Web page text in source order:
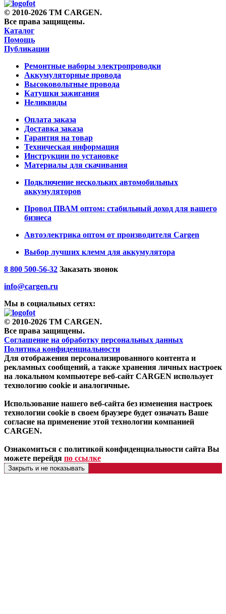
© 2010-2026 TM CARGEN.
Все права защищены.
Каталог
Помощь
Публикации
Ремонтные наборы электропроводки
Аккумуляторные провода
Высоковольтные провода
Катушки зажигания
Неликвиды
Оплата заказа
Доставка заказа
Гарантия на товар
Техническая информация
Инструкции по установке
Материалы для скачивания
Подключение нескольких автомобильных
аккумуляторов
Провод ПВАМ оптом: стабильный доход для вашего
бизнеса
Автоэлектрика оптом от производителя Cargen
Выбор лучших клемм для аккумулятора
8 800 500-56-32 Заказать звонок
info@cargen.ru
Мы в социальных сетях:
© 2010-2026 TM CARGEN.
Все права защищены.
Соглашение на обработку персональных данных
Политика конфиденциальности
Для отображения персонализированного контента и
рекламных сообщений, а также хранения личных настроек
на локальном компьютере веб-сайт CARGEN использует
технологию cookie и аналогичные.
Использование нашего веб-сайта без изменения настроек
технологии cookie в своем браузере будет означать Ваше
согласие на применение этой технологии компанией
CARGEN.
Ознакомиться с политикой конфиденциальности сайта Вы
можете перейдя по ссылке
Закрыть и не показывать